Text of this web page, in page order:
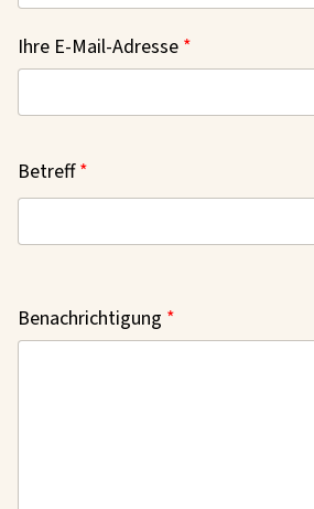
Ihre E-Mail-Adresse
Betreff
Benachrichtigung